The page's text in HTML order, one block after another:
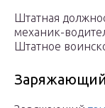
Штатная
механик-
Штатное
Заряжающий